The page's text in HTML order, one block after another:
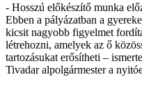
- Hosszú előkészítő munka
Ebben a pályázatban a
kicsit nagyobb figyelmet
létrehozni, amelyek az ő
tartozásukat erősítheti –
Tivadar alpolgármester a